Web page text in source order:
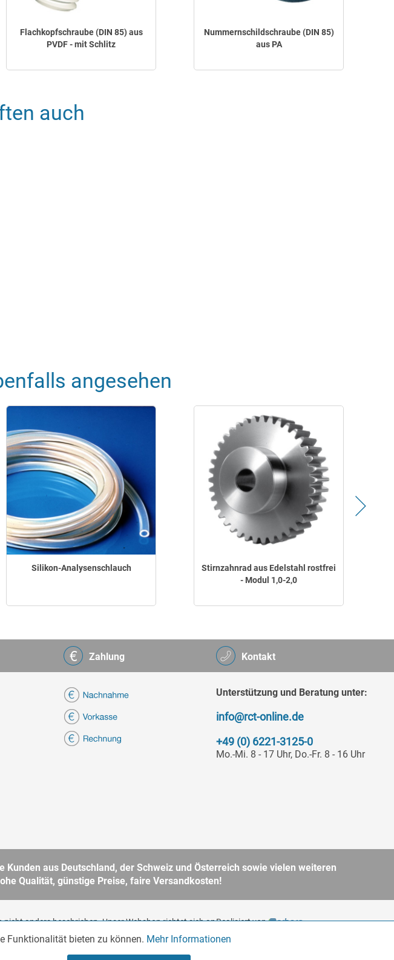
Flachkopfschraube (DIN 85) aus
PVDF - mit Schlitz
Nummernschildschraube (DIN 85)
aus PA
auch
angesehen
Silikon-Analysenschlauch
Stirnzahnrad aus Edelstahl rostfrei
- Modul 1,0-2,0
Kontakt
Unterstützung und Beratung unter:
info@rct-online.de
+49 (0) 6221-3125-0
Mo.-Mi. 8 - 17 Uhr, Do.-Fr. 8 - 16 Uhr
Zahlung
aus Deutschland, der Schweiz und Österreich sowie vielen weiteren
Qualität, günstige Preise, faire Versandkosten!
anders beschrieben. Unser Webshop richtet sich an
im Sinne des § 13 BGB. Bitte beachten Sie
Realisiert von
Funktionalität bieten zu können. Mehr Informationen